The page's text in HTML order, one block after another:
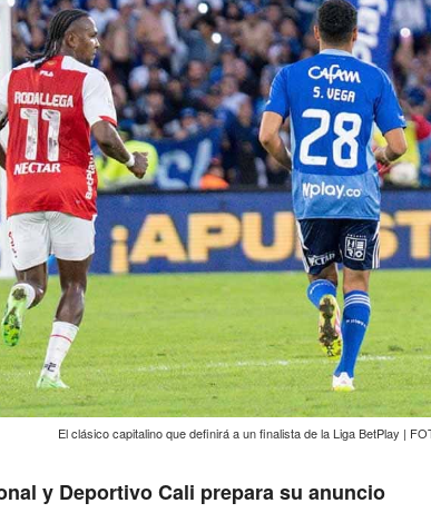
El clásico capitalino que definirá a un finalista de la Liga BetPlay |
y Deportivo Cali prepara su anuncio